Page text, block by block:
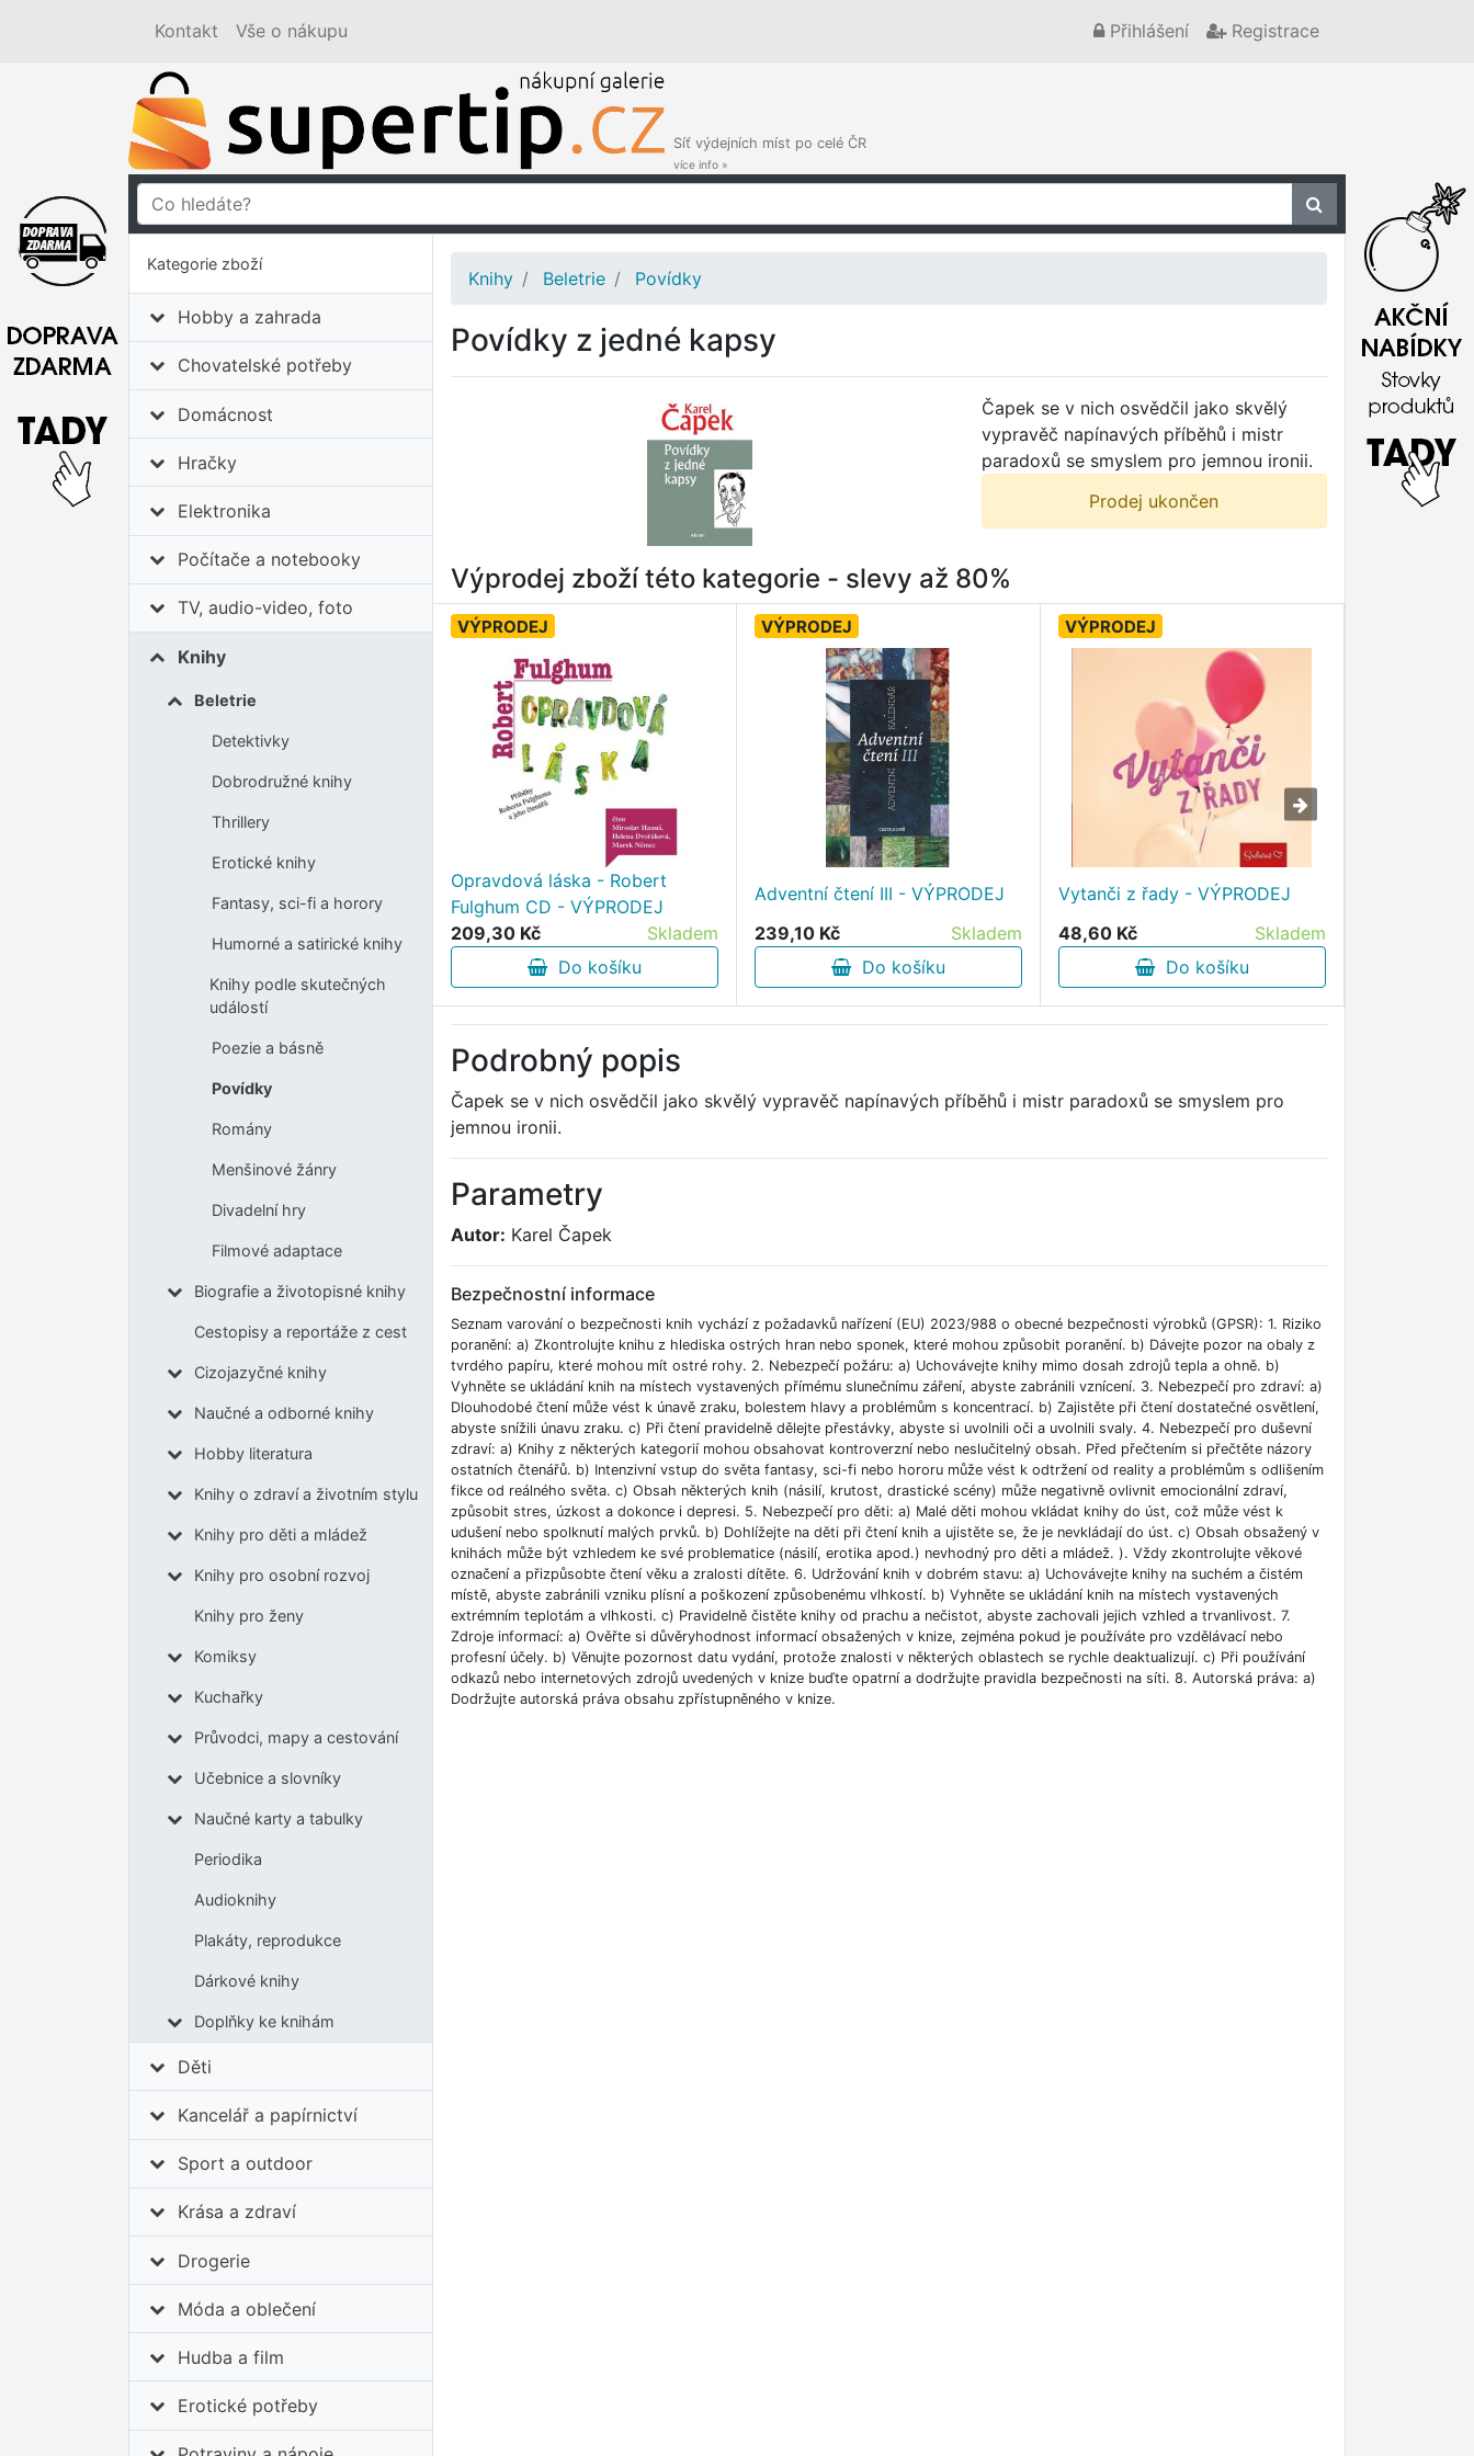
Kontakt Vše o nákupu Přihlášení Registrace
Síť výdejních míst po celé ČR
více info »
Kategorie zboží
Hobby a zahrada
Chovatelské potřeby
Domácnost
Hračky
Elektronika
Počítače a notebooky
TV, audio-video, foto
Knihy
Beletrie
Detektivky
Dobrodružné knihy
Thrillery
Erotické knihy
Fantasy, sci-fi a horory
Humorné a satirické knihy
Knihy podle skutečných
událostí
Poezie a básně
Povídky
Romány
Menšinové žánry
Divadelní hry
Filmové adaptace
Biografie a životopisné knihy
Cestopisy a reportáže z cest
Cizojazyčné knihy
Naučné a odborné knihy
Hobby literatura
Knihy o zdraví a životním stylu
Knihy pro děti a mládež
Knihy pro osobní rozvoj
Knihy pro ženy
Komiksy
Kuchařky
Průvodci, mapy a cestování
Učebnice a slovníky
Naučné karty a tabulky
Periodika
Audioknihy
Plakáty, reprodukce
Dárkové knihy
Doplňky ke knihám
Děti
Kancelář a papírnictví
Sport a outdoor
Krása a zdraví
Drogerie
Móda a oblečení
Hudba a film
Erotické potřeby
Knihy Beletrie Povídky
Povídky z jedné kapsy
Čapek se v nich osvědčil jako skvělý
vypravěč napínavých příběhů i mistr
paradoxů se smyslem pro jemnou ironii.
Prodej ukončen
Výprodej zboží této kategorie - slevy až 80%
VÝPRODEJ
Opravdová láska - Robert
Fulghum CD - VÝPRODEJ
209,30 Kč
Skladem
Do košíku
VÝPRODEJ
Adventní čtení III - VÝPRODEJ
239,10 Kč
Skladem
Do košíku
VÝPRODEJ
Vytanči z řady - VÝPRODEJ
48,60 Kč
Skladem
Do košíku
Podrobný popis
Čapek se v nich osvědčil jako skvělý vypravěč napínavých příběhů i mistr paradoxů se smyslem pro
jemnou ironii.
Parametry
Autor: Karel Čapek
Bezpečnostní informace
Seznam varování o bezpečnosti knih vychází z požadavků nařízení (EU) 2023/988 o obecné bezpečnosti výrobků (GPSR): 1. Riziko
poranění: a) Zkontrolujte knihu z hlediska ostrých hran nebo sponek, které mohou způsobit poranění. b) Dávejte pozor na obaly z
tvrdého papíru, které mohou mít ostré rohy. 2. Nebezpečí požáru: a) Uchovávejte knihy mimo dosah zdrojů tepla a ohně. b)
Vyhněte se ukládání knih na místech vystavených přímému slunečnímu záření, abyste zabránili vznícení. 3. Nebezpečí pro zdraví: a)
Dlouhodobé čtení může vést k únavě zraku, bolestem hlavy a problémům s koncentrací. b) Zajistěte při čtení dostatečné osvětlení,
abyste snížili únavu zraku. c) Při čtení pravidelně dělejte přestávky, abyste si uvolnili oči a uvolnili svaly. 4. Nebezpečí pro duševní
zdraví: a) Knihy z některých kategorií mohou obsahovat kontroverzní nebo neslučitelný obsah. Před přečtením si přečtěte názory
ostatních čtenářů. b) Intenzivní vstup do světa fantasy, sci-fi nebo hororu může vést k odtržení od reality a problémům s odlišením
fikce od reálného světa. c) Obsah některých knih (násilí, krutost, drastické scény) může negativně ovlivnit emocionální zdraví,
způsobit stres, úzkost a dokonce i depresi. 5. Nebezpečí pro děti: a) Malé děti mohou vkládat knihy do úst, což může vést k
udušení nebo spolknutí malých prvků. b) Dohlížejte na děti při čtení knih a ujistěte se, že je nevkládají do úst. c) Obsah obsažený v
knihách může být vzhledem ke své problematice (násilí, erotika apod.) nevhodný pro děti a mládež. ). Vždy zkontrolujte věkové
označení a přizpůsobte čtení věku a zralosti dítěte. 6. Udržování knih v dobrém stavu: a) Uchovávejte knihy na suchém a čistém
místě, abyste zabránili vzniku plísní a poškození způsobenému vlhkostí. b) Vyhněte se ukládání knih na místech vystavených
extrémním teplotám a vlhkosti. c) Pravidelně čistěte knihy od prachu a nečistot, abyste zachovali jejich vzhled a trvanlivost. 7.
Zdroje informací: a) Ověřte si důvěryhodnost informací obsažených v knize, zejména pokud je používáte pro vzdělávací nebo
profesní účely. b) Věnujte pozornost datu vydání, protože znalosti v některých oblastech se rychle deaktualizují. c) Při používání
odkazů nebo internetových zdrojů uvedených v knize buďte opatrní a dodržujte pravidla bezpečnosti na síti. 8. Autorská práva: a)
Dodržujte autorská práva obsahu zpřístupněného v knize.